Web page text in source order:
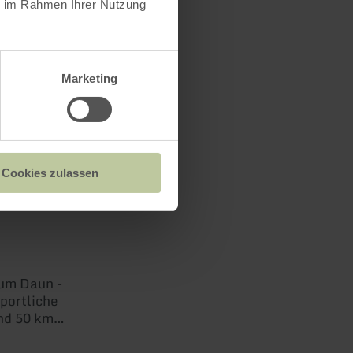
Rahmen Ihrer Nutzung
Marketing
Cookies zulassen
&
Daun -
50 km